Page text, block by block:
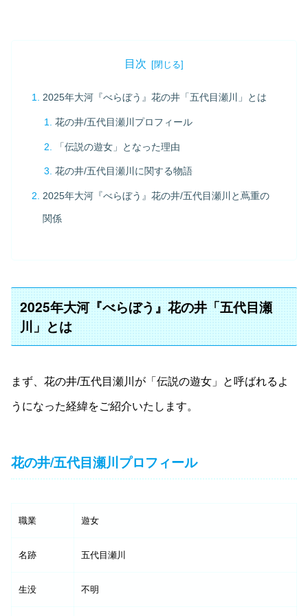
目次
2025年大河『べらぼう』花の井「五代目瀬川」とは
花の井/五代目瀬川プロフィール
「伝説の遊女」となった理由
花の井/五代目瀬川に関する物語
2025年大河『べらぼう』花の井/五代目瀬川と蔦重の
関係
2025年大河『べらぼう』花の井「五代目瀬
川」とは
まず、花の井/五代目瀬川が「伝説の遊女」と呼ばれるよ
うになった経緯をご紹介いたします。
花の井/五代目瀬川プロフィール
職業 遊女
名跡 五代目瀬川
生没 不明